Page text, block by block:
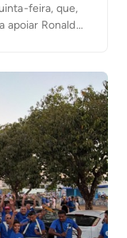
feira, que,
apoiar Ronaldo